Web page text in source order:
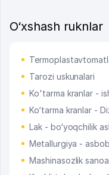
O‘xshash ruknlar
Tarozi uskunalari
Ko'tarma kranlar -
Ko‘tarma kranlar -
Lak - bo‘yoqchilik
Metallurgiya -
Mashinasozlik